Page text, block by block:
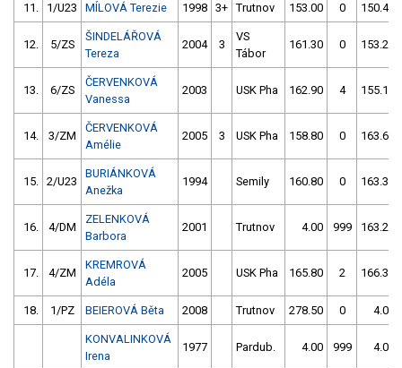
11. 1/U23 MÍLOVÁ Terezie 1998 3+ Trutnov 153.00 0 150.40
12. 5/ZS
ŠINDELÁŘOVÁ
Tereza
2004 3
VS
Tábor
161.30 0 153.20
13. 6/ZS
ČERVENKOVÁ
Vanessa
2003 USK Pha 162.90 4 155.10
14. 3/ZM
ČERVENKOVÁ
Amélie
2005 3 USK Pha 158.80 0 163.60
15. 2/U23
BURIÁNKOVÁ
Anežka
1994 Semily 160.80 0 163.30
16. 4/DM
ZELENKOVÁ
Barbora
2001 Trutnov 4.00 999 163.20
17. 4/ZM
KREMROVÁ
Adéla
2005 USK Pha 165.80 2 166.30
18. 1/PZ BEIEROVÁ Běta 2008 Trutnov 278.50 0 4.00
KONVALINKOVÁ
Irena
1977 Pardub. 4.00 999 4.00